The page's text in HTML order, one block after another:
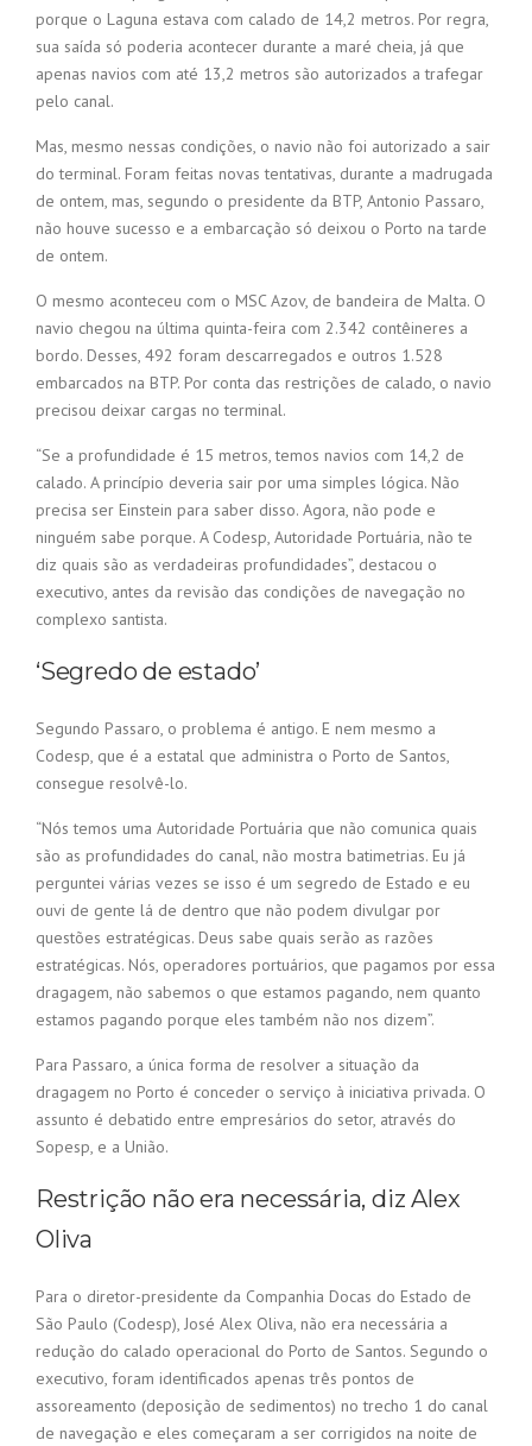
porque o Laguna estava com calado de 14,2 metros. Por regra,
sua saída só poderia acontecer durante a maré cheia, já que
apenas navios com até 13,2 metros são autorizados a trafegar
pelo canal.
Mas, mesmo nessas condições, o navio não foi autorizado a sair
do terminal. Foram feitas novas tentativas, durante a madrugada
de ontem, mas, segundo o presidente da BTP, Antonio Passaro,
não houve sucesso e a embarcação só deixou o Porto na tarde
de ontem.
O mesmo aconteceu com o MSC Azov, de bandeira de Malta. O
navio chegou na última quinta-feira com 2.342 contêineres a
bordo. Desses, 492 foram descarregados e outros 1.528
embarcados na BTP. Por conta das restrições de calado, o navio
precisou deixar cargas no terminal.
“Se a profundidade é 15 metros, temos navios com 14,2 de
calado. A princípio deveria sair por uma simples lógica. Não
precisa ser Einstein para saber disso. Agora, não pode e
ninguém sabe porque. A Codesp, Autoridade Portuária, não te
diz quais são as verdadeiras profundidades”, destacou o
executivo, antes da revisão das condições de navegação no
complexo santista.
‘Segredo de estado’
Segundo Passaro, o problema é antigo. E nem mesmo a
Codesp, que é a estatal que administra o Porto de Santos,
consegue resolvê-lo.
“Nós temos uma Autoridade Portuária que não comunica quais
são as profundidades do canal, não mostra batimetrias. Eu já
perguntei várias vezes se isso é um segredo de Estado e eu
ouvi de gente lá de dentro que não podem divulgar por
questões estratégicas. Deus sabe quais serão as razões
estratégicas. Nós, operadores portuários, que pagamos por essa
dragagem, não sabemos o que estamos pagando, nem quanto
estamos pagando porque eles também não nos dizem”.
Para Passaro, a única forma de resolver a situação da
dragagem no Porto é conceder o serviço à iniciativa privada. O
assunto é debatido entre empresários do setor, através do
Sopesp, e a União.
Restrição não era necessária, diz Alex
Oliva
Para o diretor-presidente da Companhia Docas do Estado de
São Paulo (Codesp), José Alex Oliva, não era necessária a
redução do calado operacional do Porto de Santos. Segundo o
executivo, foram identificados apenas três pontos de
assoreamento (deposição de sedimentos) no trecho 1 do canal
de navegação e eles começaram a ser corrigidos na noite de